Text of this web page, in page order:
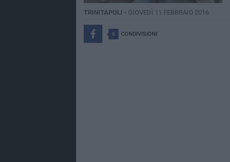
TRINITAPOLI - GIOVEDÌ 11 FEBBRAIO 2016
6 CONDIVISIONI